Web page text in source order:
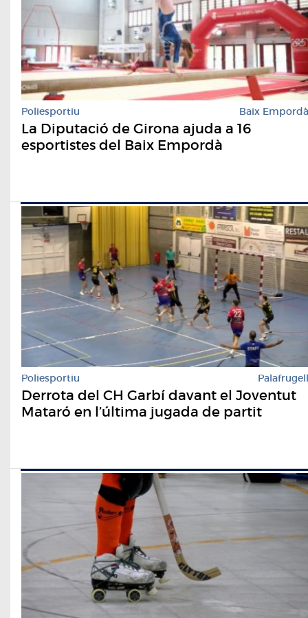
Poliesportiu Baix Empordà
La Diputació de Girona ajuda a 16
esportistes del Baix Empordà
Poliesportiu Palafrugell
Derrota del CH Garbí davant el Joventut
Mataró en l’última jugada de partit